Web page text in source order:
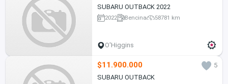
SUBARU OUTBACK 2022
2022 Bencina 58781 km
O'Higgins
$11.900.000
5
SUBARU OUTBACK